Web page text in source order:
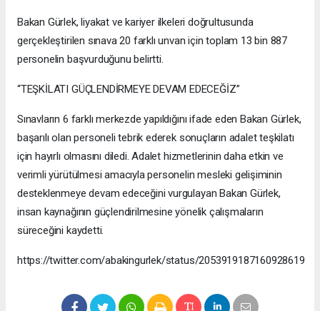
Bakan Gürlek, liyakat ve kariyer ilkeleri doğrultusunda
gerçekleştirilen sınava 20 farklı unvan için toplam 13 bin 887
personelin başvurduğunu belirtti.
“TEŞKİLATI GÜÇLENDİRMEYE DEVAM EDECEĞİZ”
Sınavların 6 farklı merkezde yapıldığını ifade eden Bakan Gürlek,
başarılı olan personeli tebrik ederek sonuçların adalet teşkilatı
için hayırlı olmasını diledi. Adalet hizmetlerinin daha etkin ve
verimli yürütülmesi amacıyla personelin mesleki gelişiminin
desteklenmeye devam edeceğini vurgulayan Bakan Gürlek,
insan kaynağının güçlendirilmesine yönelik çalışmaların
süreceğini kaydetti.
https://twitter.com/abakingurlek/status/2053919187160928619